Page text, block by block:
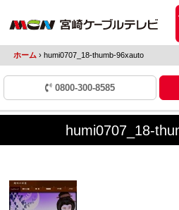
ホーム ›humi0707_18-thumb-96xauto
0800-300-8585
humi0707_18-